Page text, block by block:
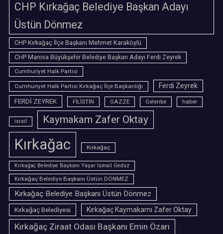
CHP Kırkağaç Belediye Başkan Adayı
Üstün Dönmez
CHP Kırkağaç İlçe Başkanı Mehmet Karaköylü
CHP Manisa Büyükşehir Belediye Başkan Adayı Ferdi Zeyrek
Cumhuriyet Halk Partisi
Cumhuriyet Halk Partisi Kırkağaç İlçe Başkanlığı
Ferdi Zeyrek
FERDİ ZEYREK
FİLİSTİN GAZZE Gelenbe haber
israil Kaymakam Zafer Oktay
Kırkağac Kırkağaç
Kırkağaç Belediye Başkanı Yaşar İsmail Gedüz
Kırkağaç Belediye Başkanı Üstün DÖNMEZ
Kırkağaç Belediye Başkanı Üstün Dönmez
Kırkağaç Belediyesi Kırkağaç Kaymakamı Zafer Oktay
Kırkağaç Ziraat Odası Başkanı Emin Özarı